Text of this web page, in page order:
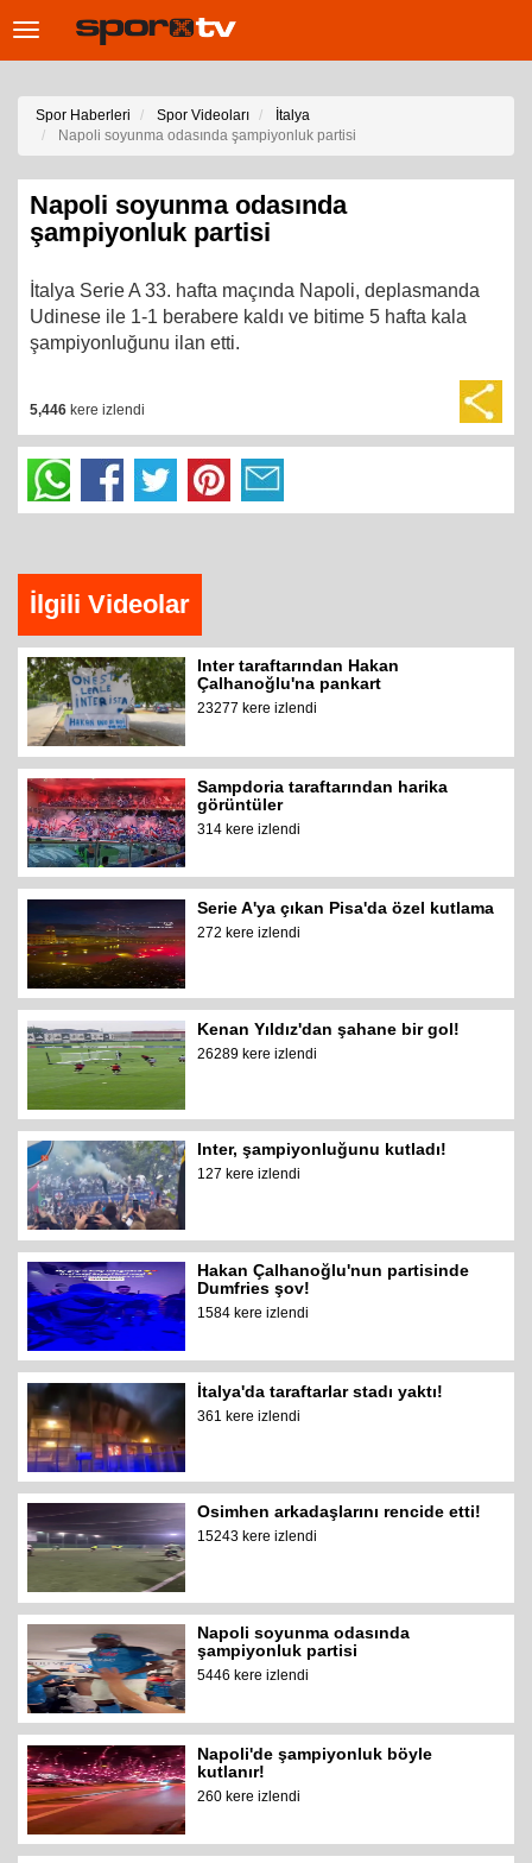
Toggle
Spor Haberleri Spor Videoları
İtalya
Napoli soyunma odasında şampiyonluk partisi
Napoli soyunma odasında
şampiyonluk partisi
İtalya Serie A 33. hafta maçında Napoli, deplasmanda
Udinese ile 1-1 berabere kaldı ve bitime 5 hafta kala
şampiyonluğunu ilan etti.
5,446 kere izlendi
İlgili Videolar
Inter taraftarından Hakan
Çalhanoğlu'na pankart
23277 kere izlendi
Sampdoria taraftarından harika
görüntüler
314 kere izlendi
Serie A'ya çıkan Pisa'da özel kutlama
272 kere izlendi
Kenan Yıldız'dan şahane bir gol!
26289 kere izlendi
Inter, şampiyonluğunu kutladı!
127 kere izlendi
Hakan Çalhanoğlu'nun partisinde
Dumfries şov!
1584 kere izlendi
İtalya'da taraftarlar stadı yaktı!
361 kere izlendi
Osimhen arkadaşlarını rencide etti!
15243 kere izlendi
Napoli soyunma odasında
şampiyonluk partisi
5446 kere izlendi
Napoli'de şampiyonluk böyle
kutlanır!
260 kere izlendi